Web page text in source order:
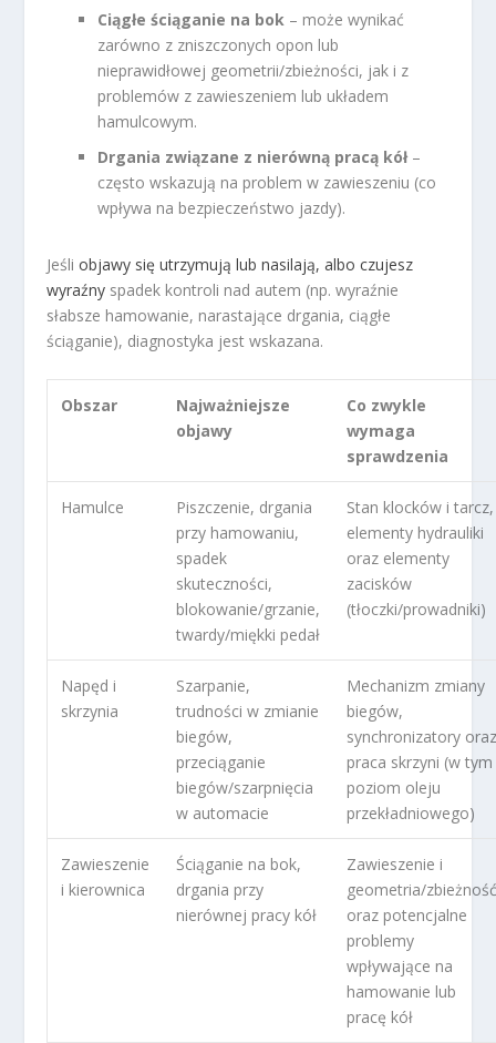
Ciągłe ściąganie na bok – może wynikać
zarówno z zniszczonych opon lub
nieprawidłowej geometrii/zbieżności, jak i z
problemów z zawieszeniem lub układem
hamulcowym.
Drgania związane z nierówną pracą kół–
często wskazują na problem w zawieszeniu (co
wpływa na bezpieczeństwo jazdy).
Jeśliobjawy się utrzymują lub nasilają, albo czujesz
wyraźny spadek kontroli nad autem (np. wyraźnie
słabsze hamowanie, narastające drgania, ciągłe
ściąganie), diagnostyka jest wskazana.
Obszar
Najważniejsze
objawy
Co zwykle
wymaga
sprawdzenia
Hamulce
Piszczenie, drgania
przy hamowaniu,
spadek
skuteczności,
blokowanie/grzanie,
twardy/miękki pedał
Stan klocków i tarcz,
elementy hydrauliki
oraz elementy
zacisków
(tłoczki/prowadniki)
Napęd i
skrzynia
Szarpanie,
trudności w zmianie
biegów,
przeciąganie
biegów/szarpnięcia
w automacie
Mechanizm zmiany
biegów,
synchronizatory
praca skrzyni (w tym
poziom oleju
przekładniowego)
Zawieszenie
i kierownica
Ściąganie na bok,
drgania przy
nierównej pracy kół
Zawieszenie i
geometria/
oraz potencjalne
problemy
wpływające na
hamowanie lub
pracę kół